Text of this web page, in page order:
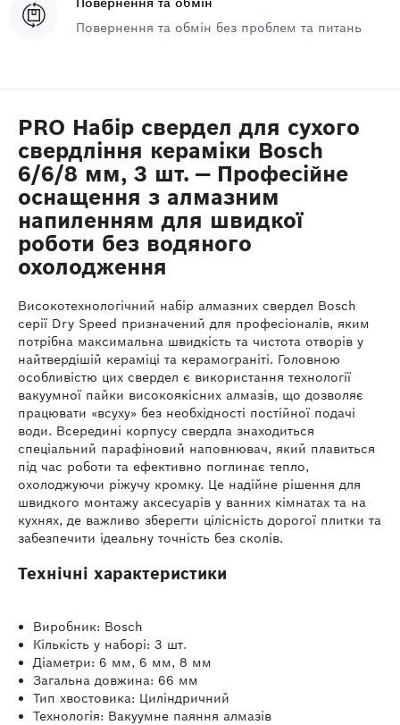
Повернення та обмін без проблем та питань
PRO Набір свердел для сухого
свердління кераміки Bosch
6/6/8 мм, 3 шт. — Професійне
оснащення з алмазним
напиленням для швидкої
роботи без водяного
охолодження
Високотехнологічний набір алмазних свердел Bosch
серії Dry Speed призначений для професіоналів, яким
потрібна максимальна швидкість та чистота отворів у
найтвердішій кераміці та керамограніті. Головною
особливістю цих свердел є використання технології
вакуумної пайки високоякісних алмазів, що дозволяє
працювати «всуху» без необхідності постійної подачі
води. Всередині корпусу свердла знаходиться
спеціальний парафіновий наповнювач, який плавиться
під час роботи та ефективно поглинає тепло,
охолоджуючи ріжучу кромку. Це надійне рішення для
швидкого монтажу аксесуарів у ванних кімнатах та на
кухнях, де важливо зберегти цілісність дорогої плитки та
забезпечити ідеальну точність без сколів.
Технічні характеристики
Виробник: Bosch
Кількість у наборі: 3 шт.
Діаметри: 6 мм, 6 мм, 8 мм
Загальна довжина: 66 мм
Тип хвостовика: Циліндричний
Технологія: Вакуумне паяння алмазів